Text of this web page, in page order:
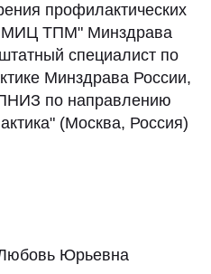
профилактических
ТПМ" Минздрава
специалист по
Минздрава России,
по направлению
(Москва, Россия)
Юрьевна